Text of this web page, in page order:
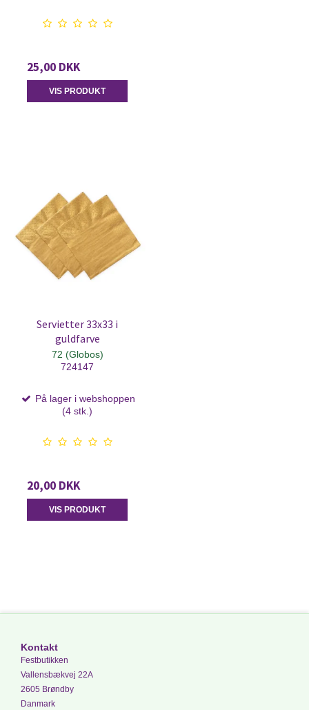
25,00 DKK
VIS PRODUKT
Servietter 33x33 i
guldfarve
72 (Globos)
724147
På lager i webshoppen
(4 stk.)
20,00 DKK
VIS PRODUKT
Kontakt
Festbutikken
Vallensbækvej 22A
2605 Brøndby
Danmark